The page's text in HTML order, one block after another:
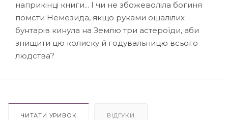
наприкінці книги... І чи не збожеволіла богиня
помсти Немезида, якщо руками ошалілих
бунтарів кинула на Землю три астероїди, аби
знищити цю колиску й годувальницю всього
людства?
ЧИТАТИ УРИВОК ВІДГУКИ